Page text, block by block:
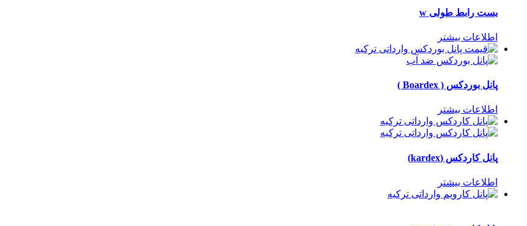
بست رابط طولی w
اطلاعات بیشتر
پانل بوردکس ( Boardex )
اطلاعات بیشتر
پانل کاردکس (kardex)
اطلاعات بیشتر